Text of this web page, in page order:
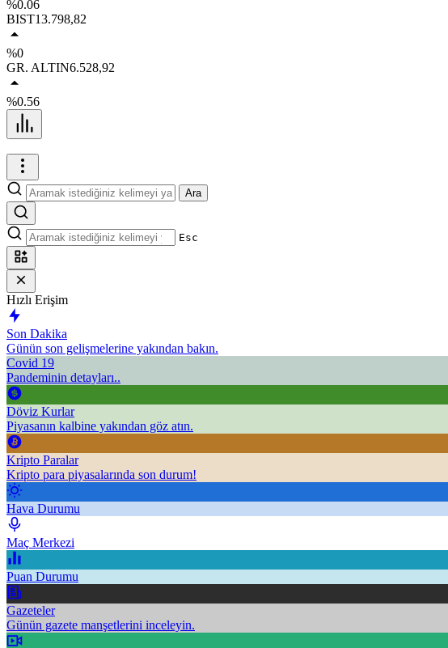
%0.06
BIST13.798,82
%0
GR. ALTIN6.528,92
%0.56
Ara
Esc
Hızlı Erişim
Son Dakika
Günün son gelişmelerine yakından bakın.
Covid 19
Pandeminin detayları..
Döviz Kurlar
Piyasanın kalbine yakından göz atın.
Kripto Paralar
Kripto para piyasalarında son durum!
Hava Durumu
Maç Merkezi
Puan Durumu
Gazeteler
Günün gazete manşetlerini inceleyin.